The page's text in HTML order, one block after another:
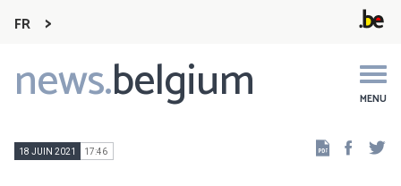
FR
news.belgium MENU
Main
navigation
18 JUIN 2021 17:46